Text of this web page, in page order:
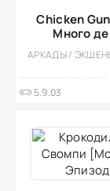
Chicken
Много
5.9.03